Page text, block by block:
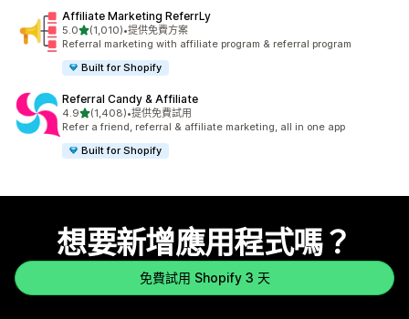
Affiliate Marketing ReferrLy
5.0滿分 5 顆星
(1,010)
共有 1010 則評價
•提供免費方案
Referral marketing with affiliate program & referral program
Built for Shopify
Referral Candy & Affiliate
4.9滿分 5 顆星
(1,408)
共有 1408 則評價
•提供免費試用
Refer a friend, referral & affiliate marketing, all in one app
Built for Shopify
想要新增應用程式嗎？
免費試用 Shopify 3 天